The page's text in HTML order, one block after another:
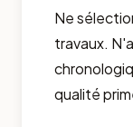
Ne
travaux.
qualité